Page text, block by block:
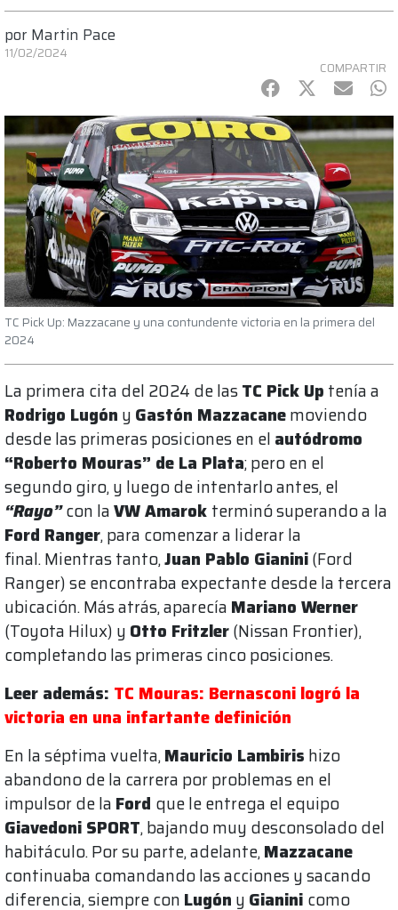
por Martin Pace
11/02/2024
COMPARTIR
Facebook
Twitter
mail
TC Pick Up: Mazzacane y una contundente victoria en la primera del
2024
La primera cita del 2024 de lasTC Pick Up tenía a
Rodrigo Lugón y Gastón Mazzacanemoviendo
desde las primeras posiciones en el autódromo
“Roberto Mouras” de La Plata; pero en el
segundo giro, y luego de intentarlo antes, el
“Rayo”con laVW Amarok terminó superando a la
Ford Ranger, para comenzar a liderar la
final. Mientras tanto,Juan Pablo Gianini(Ford
Ranger) se encontraba expectante desde la tercera
ubicación. Más atrás, aparecía Mariano Werner
(Toyota Hilux) y Otto Fritzler(Nissan Frontier),
completando las primeras cinco posiciones.
Leer además: TC Mouras: Bernasconi logró la
victoria en una infartante definición
En la séptima vuelta,Mauricio Lambiris hizo
abandono de la carrera por problemas en el
impulsor de la Ford que le entrega el equipo
Giavedoni SPORT, bajando muy desconsolado del
habitáculo. Por su parte, adelante,Mazzacane
continuaba comandando las acciones y sacando
diferencia, siempre con Lugón y Gianini como